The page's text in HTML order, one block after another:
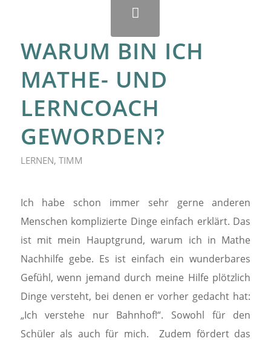
WARUM BIN ICH
MATHE- UND
LERNCOACH
GEWORDEN?
LERNEN, TIMM
Ich habe schon immer sehr gerne anderen
Menschen komplizierte Dinge einfach erklärt. Das
ist mit mein Hauptgrund, warum ich in Mathe
Nachhilfe gebe. Es ist einfach ein wunderbares
Gefühl, wenn jemand durch meine Hilfe plötzlich
Dinge versteht, bei denen er vorher gedacht hat:
„Ich verstehe nur Bahnhof!“. Sowohl für den
Schüler als auch für mich. Zudem fördert das